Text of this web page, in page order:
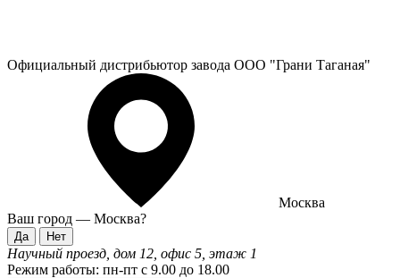
Официальный дистрибьютор завода ООО "Грани Таганая"
Москва
Ваш город — Москва?
Научный проезд, дом 12, офис 5, этаж 1
Режим работы: пн-пт с 9.00 до 18.00